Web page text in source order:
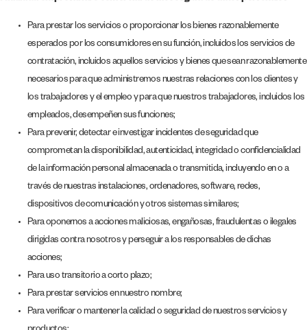
Para prestar los servicios o proporcionar los bienes razonablemente
esperados por los consumidores en su función, incluidos los servicios de
contratación, incluidos aquellos servicios y bienes que sean razonablemente
necesarios para que administremos nuestras relaciones con los clientes y
los trabajadores y el empleo y para que nuestros trabajadores, incluidos los
empleados, desempeñen sus funciones;
Para prevenir, detectar e investigar incidentes de seguridad que
comprometan la disponibilidad, autenticidad, integridad o confidencialidad
de la información personal almacenada o transmitida, incluyendo en o a
través de nuestras instalaciones, ordenadores, software, redes,
dispositivos de comunicación y otros sistemas similares;
Para oponernos a acciones maliciosas, engañosas, fraudulentas o ilegales
dirigidas contra nosotros y perseguir a los responsables de dichas
acciones;
Para uso transitorio a corto plazo;
Para prestar servicios en nuestro nombre;
Para verificar o mantener la calidad o seguridad de nuestros servicios y